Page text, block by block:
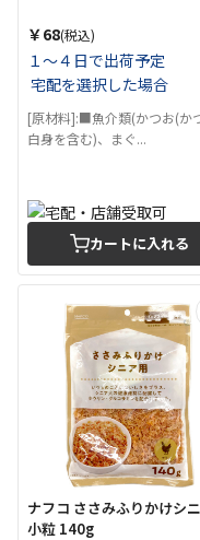
￥68(税込)
１～４日で出荷予定
宅配を選択した場合
[原材料]:■魚介類(かつお(か
白身を含む)、まぐ...
カートに入れる
ナフコ ささみふりかけシ
小粒 140g